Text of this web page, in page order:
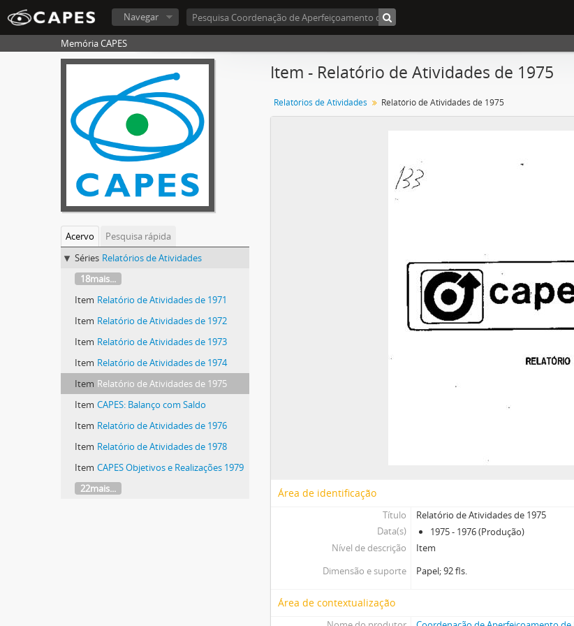
Navegar
Memória CAPES
Acervo
Pesquisa rápida
Séries Relatórios de Atividades
18mais...
Item Relatório de Atividades de 1971
Item Relatório de Atividades de 1972
Item Relatório de Atividades de 1973
Item Relatório de Atividades de 1974
Item Relatório de Atividades de 1975
Item CAPES: Balanço com Saldo
Item Relatório de Atividades de 1976
Item Relatório de Atividades de 1978
Item CAPES Objetivos e Realizações 1979
22mais...
Item - Relatório de Atividades de 1975
Relatórios de Atividades Relatório de Atividades de 1975
Área de identificação
Título
Relatório de Atividades de 1975
Data(s)
1975 - 1976 (Produção)
Nível de descrição
Item
Dimensão e suporte
Papel; 92 fls.
Área de contextualização